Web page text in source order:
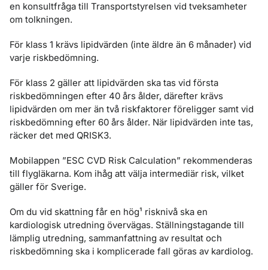
en konsultfråga till Transportstyrelsen vid tveksamheter
om tolkningen.
För klass 1 krävs lipidvärden (inte äldre än 6 månader) vid
varje riskbedömning.
För klass 2 gäller att lipidvärden ska tas vid första
riskbedömningen efter 40 års ålder, därefter krävs
lipidvärden om mer än två riskfaktorer föreligger samt vid
riskbedömning efter 60 års ålder. När lipidvärden inte tas,
räcker det med QRISK3.
Mobilappen ”ESC CVD Risk Calculation” rekommenderas
till flygläkarna. Kom ihåg att välja intermediär risk, vilket
gäller för Sverige.
Om du vid skattning får en hög¹ risknivå ska en
kardiologisk utredning övervägas. Ställningstagande till
lämplig utredning, sammanfattning av resultat och
riskbedömning ska i komplicerade fall göras av kardiolog.